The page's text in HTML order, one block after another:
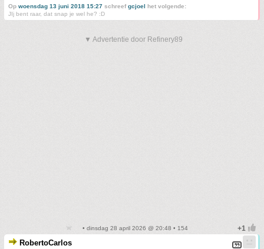
Op woensdag 13 juni 2018 15:27 schreefgcjoel het volgende:
JIj bent raar, dat snap je wel he? :D
▼ Advertentie door Refinery89
• dinsdag 28 april 2026 @ 20:48 • 154
RobertoCarlos